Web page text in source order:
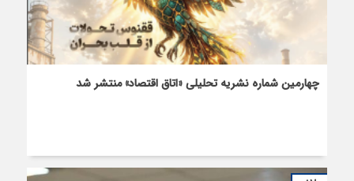
چهارمین شماره نشریه تحلیلی «اتاق اقتصاد» منتشر شد